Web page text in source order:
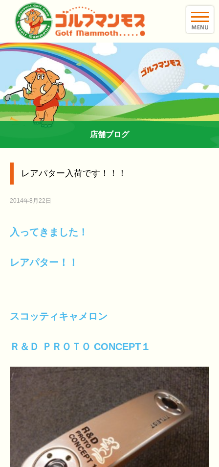
店舗ブログ
レアパター入荷です！！！
2014年8月22日
入ってきました！
レアパター！！
スコッティキャメロン
Ｒ＆Ｄ ＰＲＯＴＯ CONCEPT１